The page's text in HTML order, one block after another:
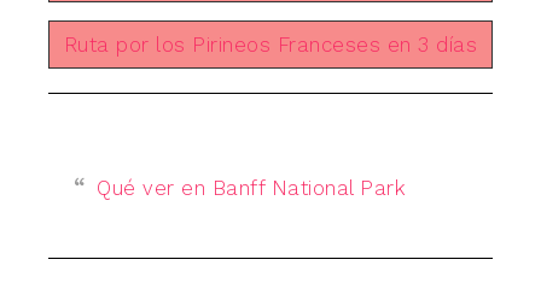
Ruta por los Pirineos Franceses en 3 días
Qué ver en Banff National Park